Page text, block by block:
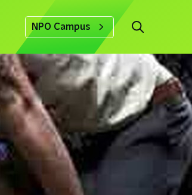
NPO Campus